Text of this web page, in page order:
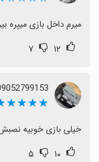
میرم داخل بازی میپره
۱۲ ۷
خیلی بازی خوبیه
۱۰ ۵